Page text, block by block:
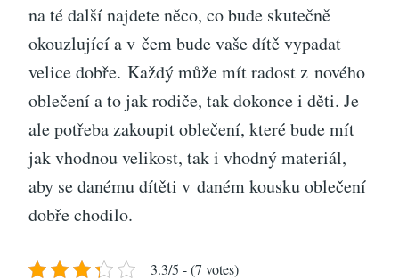
na té další najdete něco, co bude skutečně
okouzlující a v čem bude vaše dítě vypadat
velice dobře. Každý může mít radost z nového
oblečení a to jak rodiče, tak dokonce i děti. Je
ale potřeba zakoupit oblečení, které bude mít
jak vhodnou velikost, tak i vhodný materiál,
aby se danému dítěti v daném kousku oblečení
dobře chodilo.
3.3/5 - (7 votes)